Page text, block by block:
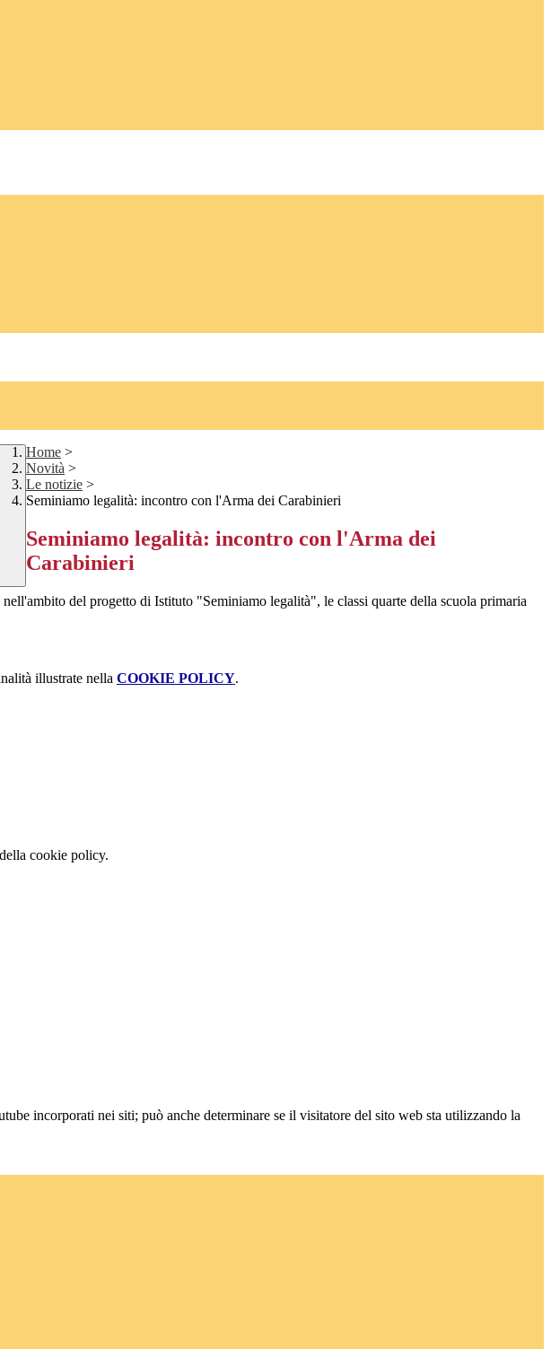
Home >
Novità >
Le notizie >
Seminiamo legalità: incontro con l'Arma dei Carabinieri
Seminiamo legalità: incontro con l'Arma dei
Carabinieri
del progetto di Istituto "Seminiamo legalità", le classi quarte della scuola primaria
illustrate nella COOKIE POLICY.
cookie policy.
incorporati nei siti; può anche determinare se il visitatore del sito web sta utilizzando la